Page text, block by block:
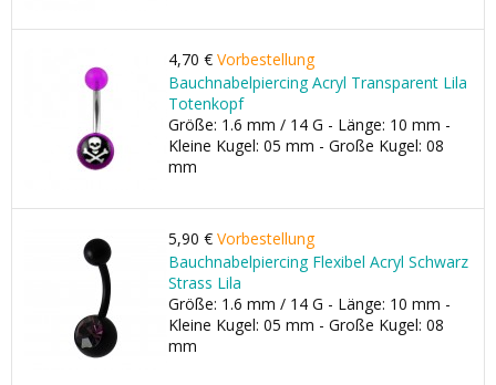
4,70 € Vorbestellung
Bauchnabelpiercing Acryl Transparent Lila
Totenkopf
Größe: 1.6 mm / 14 G - Länge: 10 mm -
Kleine Kugel: 05 mm - Große Kugel: 08
mm
5,90 € Vorbestellung
Bauchnabelpiercing Flexibel Acryl Schwarz
Strass Lila
Größe: 1.6 mm / 14 G - Länge: 10 mm -
Kleine Kugel: 05 mm - Große Kugel: 08
mm